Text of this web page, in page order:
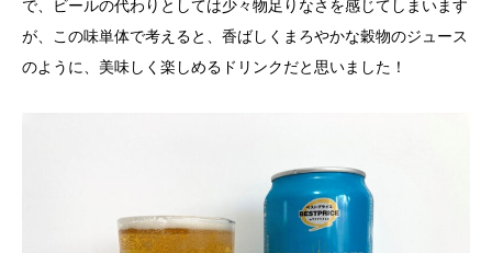
で、ビールの代わりとしては少々物足りなさを感じてしまいます
が、この味単体で考えると、香ばしくまろやかな穀物のジュース
のように、美味しく楽しめるドリンクだと思いました！